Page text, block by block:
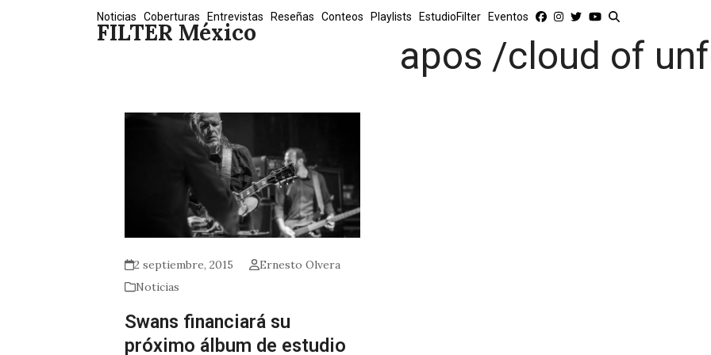
FILTER México
Noticias Coberturas Entrevistas Reseñas Conteos Playlists EstudioFilter Eventos
apos /cloud of
2 septiembre, 2015
Ernesto Olvera
Noticias
Swans financiará su
próximo álbum de estudio